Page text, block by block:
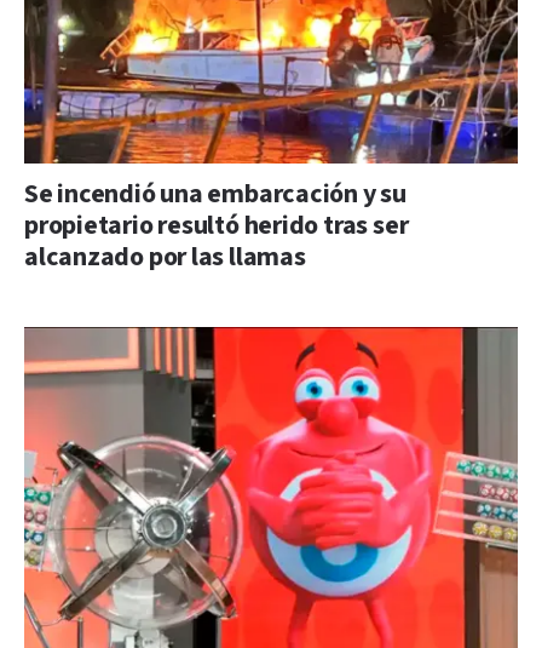
Se incendió una embarcación y su
propietario resultó herido tras ser
alcanzado por las llamas